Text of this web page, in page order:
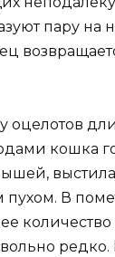
пару на
оцелотов
кошка
В